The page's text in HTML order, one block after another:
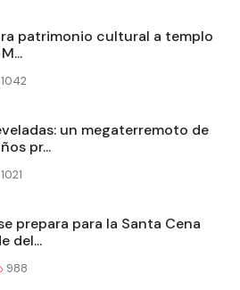
patrimonio cultural a templo
1042
un megaterremoto de
pr...
1021
prepara para la Santa Cena
del...
988